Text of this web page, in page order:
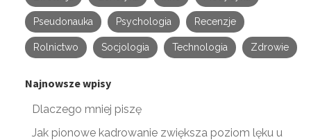
Pseudonauka Psychologia Recenzje
Rolnictwo Socjologia Technologia Zdrowie
Najnowsze wpisy
Dlaczego mniej piszę
Jak pionowe kadrowanie zwiększa poziom lęku u